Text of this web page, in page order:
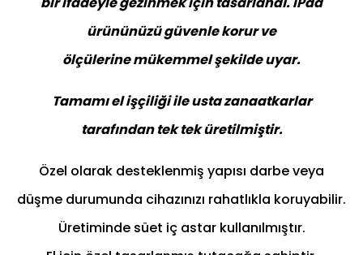
ürününüzü güvenle korur ve
ölçülerine mükemmel şekilde uyar.
Tamamı el işçiliği ile usta zanaatkarlar
tarafından tek tek üretilmiştir.
Özel olarak desteklenmiş yapısı darbe veya
düşme durumunda cihazınızı rahatlıkla koruyabilir.
Üretiminde süet iç astar kullanılmıştır.